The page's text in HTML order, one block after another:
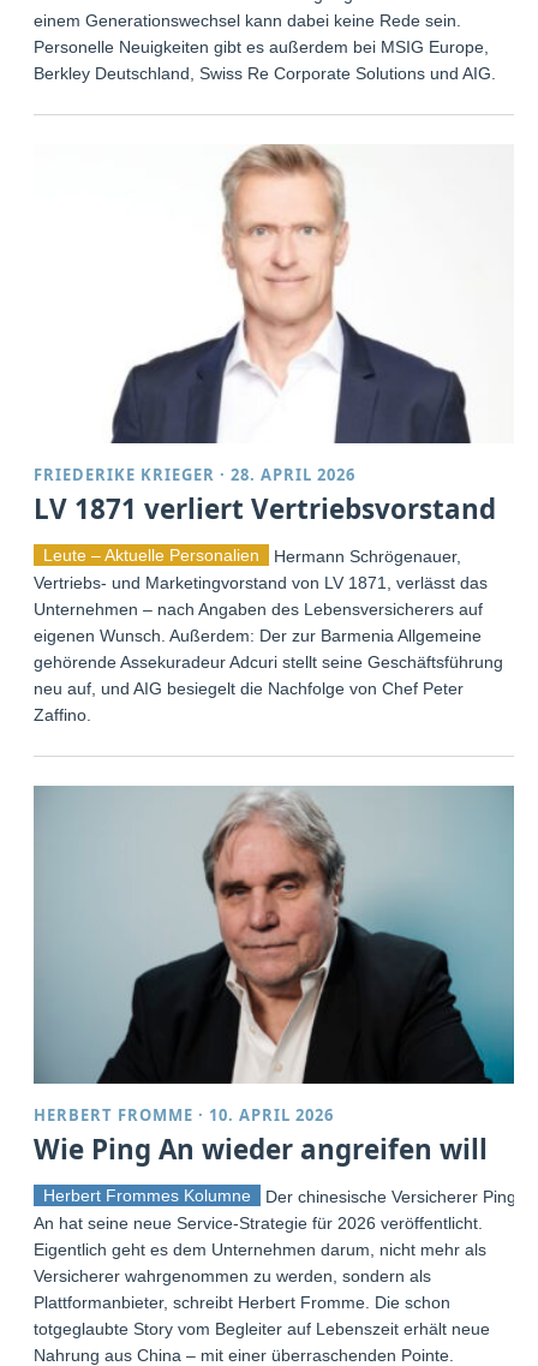
einem Generationswechsel kann dabei keine Rede sein.
Personelle Neuigkeiten gibt es außerdem bei MSIG Europe,
Berkley Deutschland, Swiss Re Corporate Solutions und AIG.
FRIEDERIKE KRIEGER ·28. APRIL 2026
LV 1871 verliert Vertriebsvorstand
Leute – Aktuelle Personalien
Hermann Schrögenauer,
Vertriebs- und Marketingvorstand von LV 1871, verlässt das
Unternehmen – nach Angaben des Lebensversicherers auf
eigenen Wunsch. Außerdem: Der zur Barmenia Allgemeine
gehörende Assekuradeur Adcuri stellt seine Geschäftsführung
neu auf, und AIG besiegelt die Nachfolge von Chef Peter
Zaffino.
HERBERT FROMME · 10. APRIL 2026
Wie Ping An wieder angreifen will
Herbert Frommes Kolumne
Der chinesische Versicherer Ping
An hat seine neue Service-Strategie für 2026 veröffentlicht.
Eigentlich geht es dem Unternehmen darum, nicht mehr als
Versicherer wahrgenommen zu werden, sondern als
Plattformanbieter, schreibt Herbert Fromme. Die schon
totgeglaubte Story vom Begleiter auf Lebenszeit erhält neue
Nahrung aus China – mit einer überraschenden Pointe.